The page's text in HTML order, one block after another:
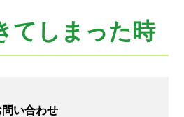
てしまった時
い合わせ